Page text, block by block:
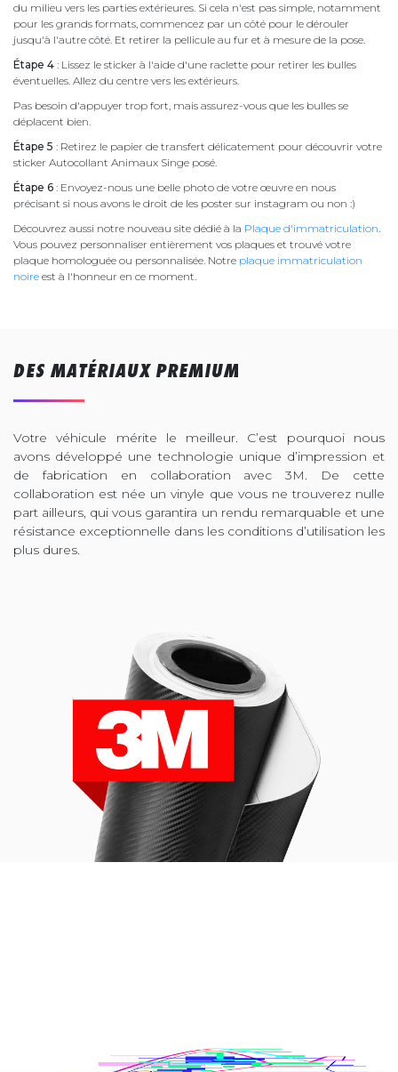
du milieu vers les parties extérieures. Si cela n'est pas simple, notamment
pour les grands formats, commencez par un côté pour le dérouler
jusqu'à l'autre côté. Et retirer la pellicule au fur et à mesure de la pose.
Étape 4 : Lissez le sticker à l'aide d'une raclette pour retirer les bulles
éventuelles. Allez du centre vers les extérieurs.
Pas besoin d'appuyer trop fort, mais assurez-vous que les bulles se
déplacent bien.
Étape 5 : Retirez le papier de transfert délicatement pour découvrir votre
sticker Autocollant Animaux Singe posé.
Étape 6 : Envoyez-nous une belle photo de votre œuvre en nous
précisant si nous avons le droit de les poster sur instagram ou non :)
Découvrez aussi notre nouveau site dédié à la Plaque d'immatriculation.
Vous pouvez personnaliser entièrement vos plaques et trouvé votre
plaque homologuée ou personnalisée. Notre plaque immatriculation
noire est à l'honneur en ce moment.
DES MATÉRIAUX PREMIUM
Votre véhicule mérite le meilleur. C’est pourquoi nous
avons développé une technologie unique d’impression et
de fabrication en collaboration avec 3M. De cette
collaboration est née un vinyle que vous ne trouverez nulle
part ailleurs, qui vous garantira un rendu remarquable et une
résistance exceptionnelle dans les conditions d’utilisation les
plus dures.